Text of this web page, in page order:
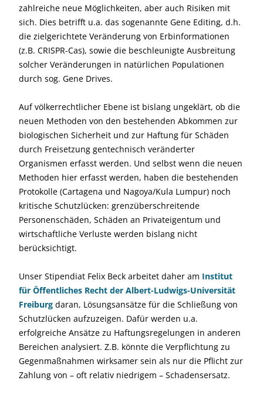
zahlreiche neue Möglichkeiten, aber auch Risiken mit
sich. Dies betrifft u.a. das sogenannte Gene Editing, d.h.
die zielgerichtete Veränderung von Erbinformationen
(z.B. CRISPR-Cas), sowie die beschleunigte Ausbreitung
solcher Veränderungen in natürlichen Populationen
durch sog. Gene Drives.
Auf völkerrechtlicher Ebene ist bislang ungeklärt, ob die
neuen Methoden von den bestehenden Abkommen zur
biologischen Sicherheit und zur Haftung für Schäden
durch Freisetzung gentechnisch veränderter
Organismen erfasst werden. Und selbst wenn die neuen
Methoden hier erfasst werden, haben die bestehenden
Protokolle (Cartagena und Nagoya/Kula Lumpur) noch
kritische Schutzlücken: grenzüberschreitende
Personenschäden, Schäden an Privateigentum und
wirtschaftliche Verluste werden bislang nicht
berücksichtigt.
Unser Stipendiat Felix Beck arbeitet daher am Institut
für Öffentliches Recht der Albert-Ludwigs-Universität
Freiburg daran, Lösungsansätze für die Schließung von
Schutzlücken aufzuzeigen. Dafür werden u.a.
erfolgreiche Ansätze zu Haftungsregelungen in anderen
Bereichen analysiert. Z.B. könnte die Verpflichtung zu
Gegenmaßnahmen wirksamer sein als nur die Pflicht zur
Zahlung von – oft relativ niedrigem – Schadensersatz.